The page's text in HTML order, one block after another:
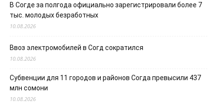
В Согде за полгода официально зарегистрировали более 7
тыс. молодых безработных
10.08.2026
Ввоз электромобилей в Согд сократился
10.08.2026
Субвенции для 11 городов и районов Согда превысили 437
млн сомони
10.08.2026